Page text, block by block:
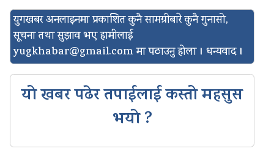
युगखबर अनलाइनमा प्रकाशित कुनै सामग्रीबारे कुनै गुनासो,
सूचना तथा सुझाव भए हामीलाई
yugkhabar@gmail.comमा पठाउनु होला । धन्यवाद ।
यो खबर पढेर तपाईलाई कस्तो महसुस
भयो ?